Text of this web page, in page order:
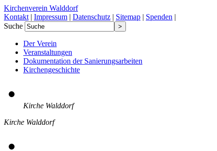
Kirchenverein Walddorf
Kontakt | Impressum | Datenschutz | Sitemap | Spenden |
Suche
Der Verein
Veranstaltungen
Dokumentation der Sanierungsarbeiten
Kirchengeschichte
Kirche Walddorf
Kirche Walddorf